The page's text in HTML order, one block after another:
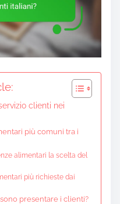
clienti nei
più comuni tra i
alimentari la scelta del
più richieste dai
presentare i clienti?